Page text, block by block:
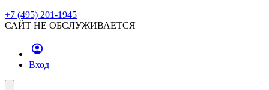
+7 (495) 201-1945
САЙТ НЕ ОБСЛУЖИВАЕТСЯ
Вход